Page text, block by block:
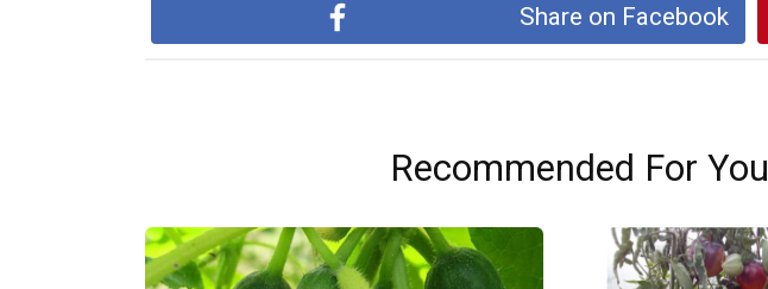
Share on Facebook
Recommended For You